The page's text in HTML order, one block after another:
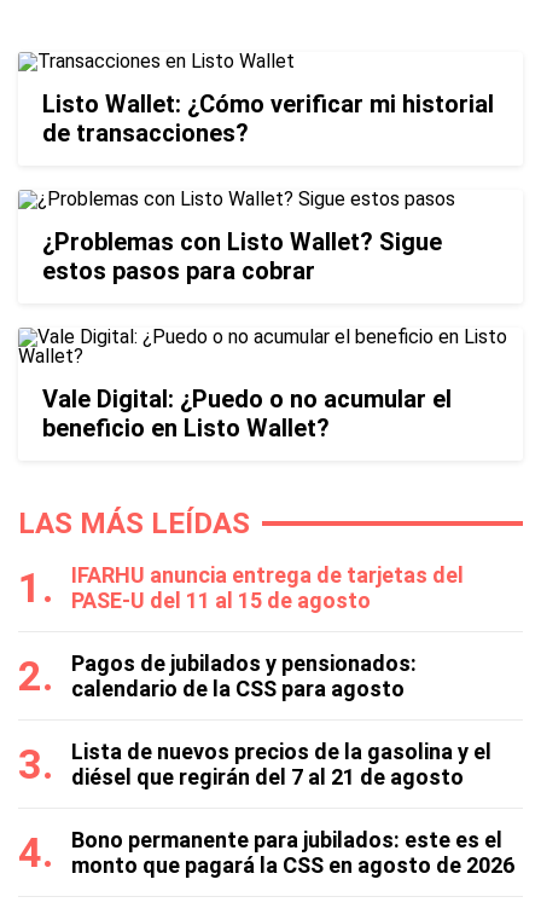
Listo Wallet: ¿Cómo verificar mi historial
de transacciones?
¿Problemas con Listo Wallet? Sigue
estos pasos para cobrar
Vale Digital: ¿Puedo o no acumular el
beneficio en Listo Wallet?
LAS MÁS LEÍDAS
IFARHU anuncia entrega de tarjetas del
PASE-U del 11 al 15 de agosto
Pagos de jubilados y pensionados:
calendario de la CSS para agosto
Lista de nuevos precios de la gasolina y el
diésel que regirán del 7 al 21 de agosto
Bono permanente para jubilados: este es el
monto que pagará la CSS en agosto de 2026